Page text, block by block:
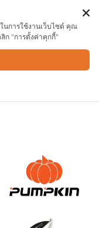
อร์คิวลิส PTG-
นการใช้งานเว็บไซต์ คุณ
ก "การตั้งค่าคุกกี้"